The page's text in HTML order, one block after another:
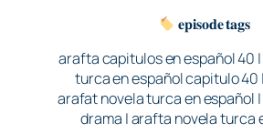
𝐞𝐩𝐢𝐬𝐨𝐝𝐞 𝐭𝐚𝐠𝐬
arafta capitulos en español 40
turca en español capitulo 40
arafat novela turca en español
drama | arafta novela turca